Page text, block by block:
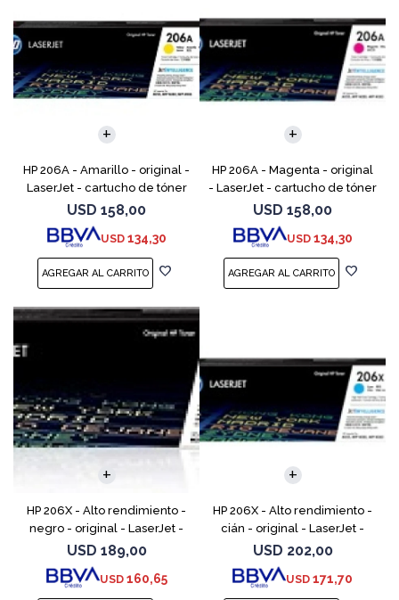
HP 206A - Amarillo - original -
LaserJet - cartucho de tóner
(W2112A) - para Color
LaserJet Pro M255, M283, MFP
M282, MFP M283
USD 158,00
USD 134,30
HP 206A - Magenta - original
- LaserJet - cartucho de tóner
(W2113A) - para Color
LaserJet Pro M255, M283, MFP
M282, MFP M283
USD 158,00
USD 134,30
HP 206X - Alto rendimiento -
negro - original - LaserJet -
cartucho de tóner (W2110X) -
para Color LaserJet Pro M255,
M283, MFP
USD 189,00
USD 160,65
HP 206X - Alto rendimiento -
cián - original - LaserJet -
cartucho de tóner (W2111X) -
para Color LaserJet Pro M255,
M283, MFP M
USD 202,00
USD 171,70